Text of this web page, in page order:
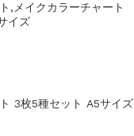
,メイクカラーチャート
イズ
3枚5種セット A5サイズ